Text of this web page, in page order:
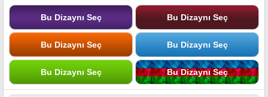
Bu Dizaynı Seç Bu Dizaynı Seç
Bu Dizaynı Seç Bu Dizaynı Seç
Bu Dizaynı Seç Bu Dizaynı Seç